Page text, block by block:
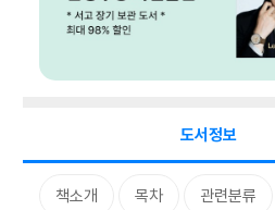
도서정보
책소개 목차 관련분류